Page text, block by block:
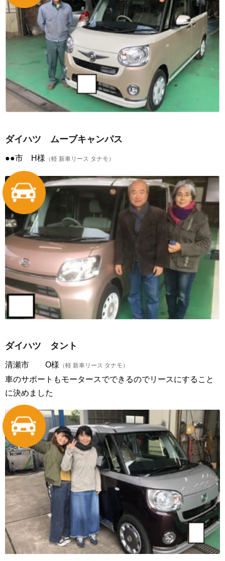
ダイハツ ムーブキャンパス
●●市 H様 （軽 新車リース タナモ）
ダイハツ タント
清瀬市 O様 （軽 新車リース タナモ）
車のサポートもモータースでできるのでリースにすること
に決めました